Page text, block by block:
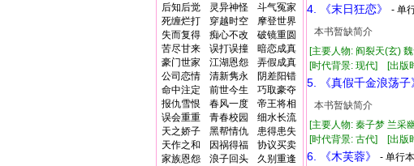
后知后觉
灵异神怪
斗气冤家
死缠烂打
穿越时空
摩登世界
失而复得
痴心不改
破镜重圆
苦尽甘来
误打误撞
暗恋成真
豪门世家
江湖恩怨
弄假成真
公司恋情
清新隽永
阴差阳错
命中注定
前世今生
巧取豪夺
报仇雪恨
春风一度
帝王将相
误会重重
青春校园
细水长流
天之娇子
黑帮情仇
患得患失
天作之和
因祸得福
协议买卖
家族恩怨
浪子回头
久别重逢
4. 《末日狂恋》 - 单
本书暂缺简介
[主要人物: 阎裂天(玄)
[时代背景: 现代] [出
5. 《真假千金浪荡子
本书暂缺简介
[主要人物: 秦子梦 兰
[时代背景: 古代] [出
6. 《木芙蓉》 - 单行